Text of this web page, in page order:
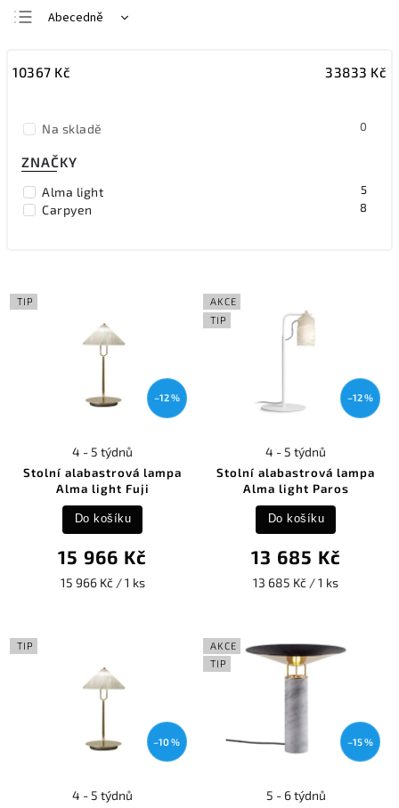
Nejdražší
Abecedně
10367 Kč 33833 Kč
Na skladě 0
ZNAČKY
Alma light 5
Carpyen 8
TIP
–12 %
Stolní alabastrová lampa
Alma light Fuji
4 - 5 týdnů
15 966 Kč
15 966 Kč / 1 ks
Do košíku
AKCE
TIP
–12 %
Stolní alabastrová lampa
Alma light Paros
4 - 5 týdnů
13 685 Kč
13 685 Kč / 1 ks
Do košíku
TIP
–10 %
4 - 5 týdnů
AKCE
TIP
–15 %
5 - 6 týdnů